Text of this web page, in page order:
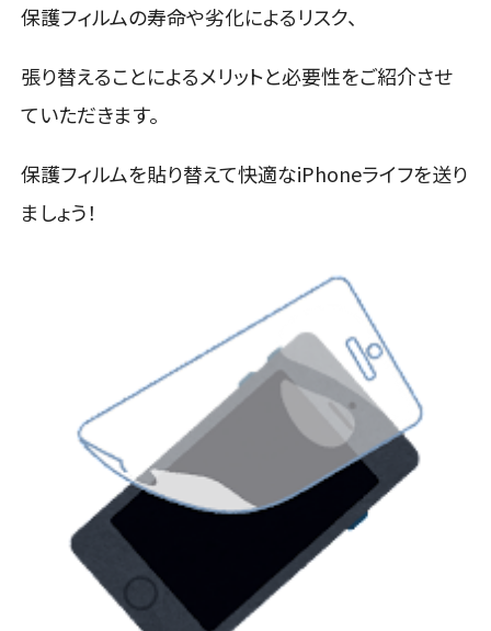
保護フィルムの寿命や劣化によるリスク、
張り替えることによるメリットと必要性をご紹介させ
ていただきます。
保護フィルムを貼り替えて快適なiPhoneライフを送り
ましょう！